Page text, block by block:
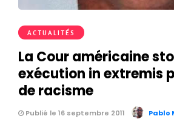
ACTUALITÉS
La Cour américaine
exécution in extremis
de racisme
Publié le 16 septembre 2011 Pablo